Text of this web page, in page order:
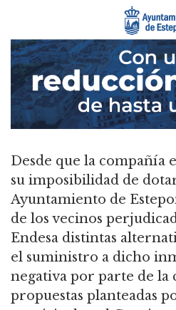
Desde que la compañía
su imposibilidad de
Ayuntamiento de
de los vecinos
Endesa distintas
el suministro a dicho
negativa por parte de la
propuestas planteadas